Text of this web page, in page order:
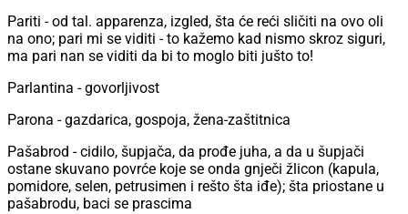
Pariti - od tal. apparenza, izgled, šta će reći sličiti na ovo oli
na ono; pari mi se viditi - to kažemo kad nismo skroz siguri,
ma pari nan se viditi da bi to moglo biti jušto to!
Parlantina - govorljivost
Parona - gazdarica, gospoja, žena-zaštitnica
Pašabrod - cidilo, šupjača, da prođe juha, a da u šupjači
ostane skuvano povrće koje se onda gnječi žlicon (kapula,
pomidore, selen, petrusimen i rešto šta iđe); šta priostane u
pašabrodu, baci se prascima